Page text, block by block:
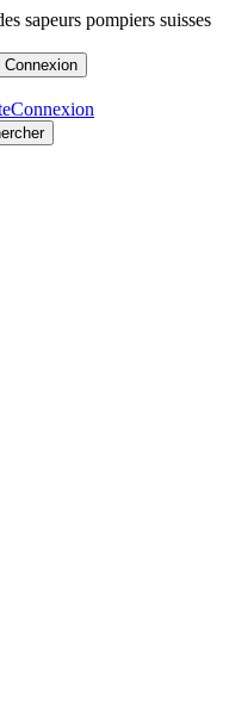
Connexion